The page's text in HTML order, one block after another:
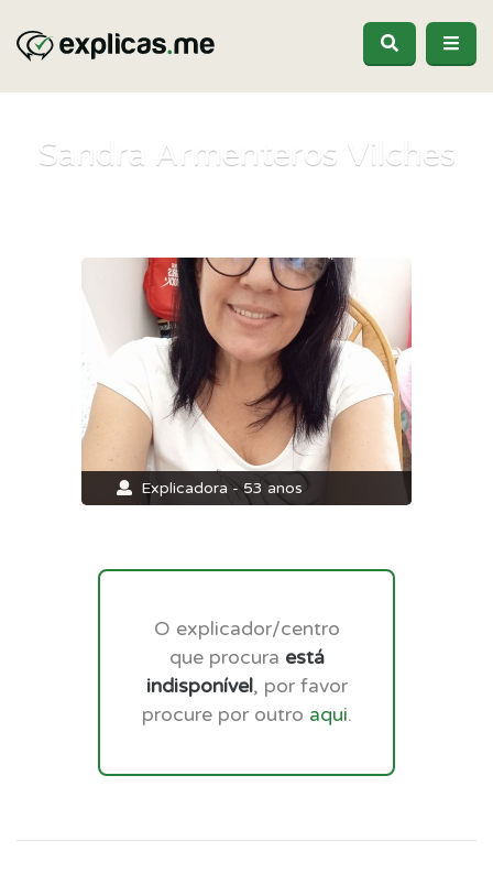
Sandra Armenteros Vilches
Explicadora - 53 anos
O explicador/centro
que procura está
indisponível, por favor
procure por outro aqui.